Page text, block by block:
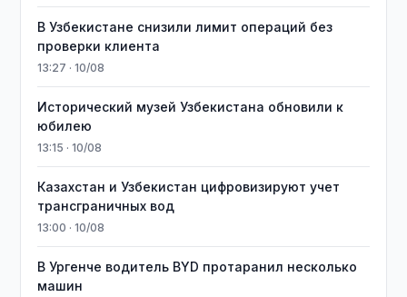
В Узбекистане снизили лимит операций без
проверки клиента
13:27 · 10/08
Исторический музей Узбекистана обновили к
юбилею
13:15 · 10/08
Казахстан и Узбекистан цифровизируют учет
трансграничных вод
13:00 · 10/08
В Ургенче водитель BYD протаранил несколько
машин